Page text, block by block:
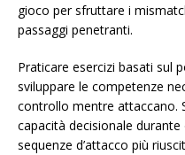
gioco per sfruttare i
passaggi penetranti.
Praticare esercizi basati sul
sviluppare le competenze
controllo mentre attaccano.
capacità decisionale
sequenze d’attacco più